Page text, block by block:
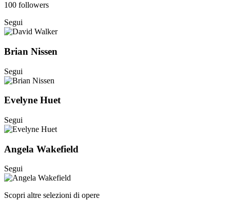
100 followers
Segui
Brian Nissen
Segui
Evelyne Huet
Segui
Angela Wakefield
Segui
Scopri altre selezioni di opere